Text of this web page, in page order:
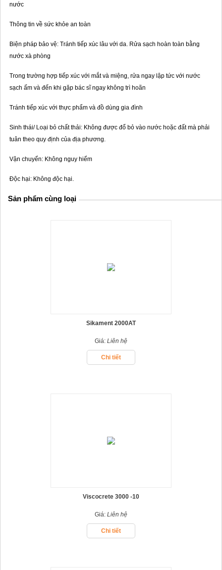
nước
Thông tin về sức khỏe an toàn
Biện pháp bảo vệ: Tránh tiếp xúc lâu với da. Rửa sạch hoàn toàn bằng
nước xà phòng
Trong trường hợp tiếp xúc với mắt và miệng, rửa ngay lập tức với nước
sạch ấm và đến khi gặp bác sĩ ngay không trì hoãn
Tránh tiếp xúc với thực phẩm và đồ dùng gia đình
Sinh thái/ Loại bỏ chất thải: Không được đổ bỏ vào nước hoặc đất mà phải
tuân theo quy định của địa phương.
Vận chuyển: Không nguy hiểm
Độc hại: Không độc hại.
Sản phẩm cùng loại
Sikament 2000AT
Giá: Liên hệ
Chi tiết
Viscocrete 3000 -10
Giá: Liên hệ
Chi tiết